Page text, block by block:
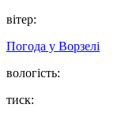
вітер:
Погода у Ворзелі
вологість:
тиск: